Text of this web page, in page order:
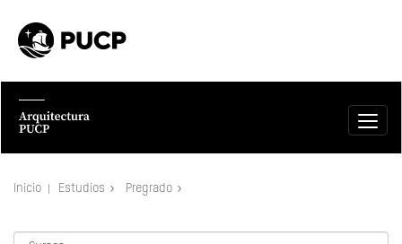
Inicio Estudios Pregrado